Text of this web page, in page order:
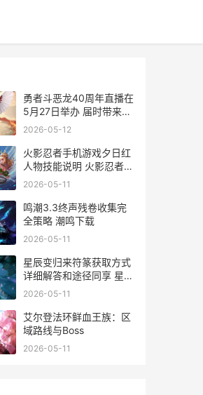
勇者斗恶龙40周年直播在
5月27日举办 届时带来新
作消息 勇者斗恶龙456
2026-05-12
火影忍者手机游戏夕日红
人物技能说明 火影忍者手
机游新手没好忍者能打段
2026-05-11
鸣潮3.3终声残卷收集完
全策略 潮鸣下载
2026-05-11
星辰变归来符篆获取方式
详细解答和途径同享 星辰
变回合
2026-05-11
艾尔登法环鲜血王族：区
域路线与Boss
2026-05-11